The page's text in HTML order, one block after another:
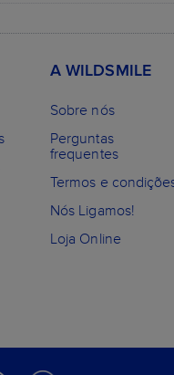
A WILDSMILE
Sobre nós
Perguntas
frequentes
Termos e
Nós Ligamos!
Loja Online